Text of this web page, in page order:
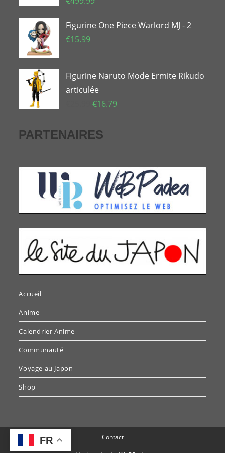
Figurine One Piece Warlord MJ - 2
€15.99
Figurine Naruto Mode Ermite Rikudo
articulée
€25.99 Le
était :
€16.79Le
PARTENAIRES
Accueil
Anime
Calendrier Anime
Communauté
Voyage au Japon
Shop
Contact
FR